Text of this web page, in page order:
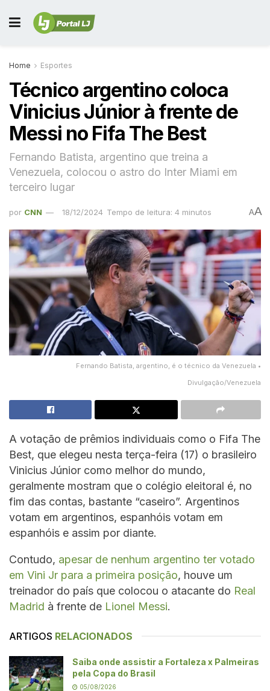
Home Esportes
Técnico argentino coloca
Vinicius Júnior à frente de
Messi no Fifa The Best
Fernando Batista, argentino que treina a
Venezuela, colocou o astro do Inter Miami em
terceiro lugar
por CNN 18/12/2024 Tempo de leitura: 4 minutos AA
Fernando Batista, argentino, é o técnico da Venezuela •
Divulgação/Venezuela
A votação de prêmios individuais como o Fifa The
Best, que elegeu nesta terça-feira (17) o brasileiro
Vinicius Júnior como melhor do mundo,
geralmente mostram que o colégio eleitoral é, no
fim das contas, bastante “caseiro”. Argentinos
votam em argentinos, espanhóis votam em
espanhóis e assim por diante.
Contudo, apesar de nenhum argentino ter votado
em Vini Jr para a primeira posição, houve um
treinador do país que colocou o atacante do Real
Madrid à frente de Lionel Messi.
ARTIGOS RELACIONADOS
Saiba onde assistir a Fortaleza x Palmeiras
pela Copa do Brasil
05/08/2026